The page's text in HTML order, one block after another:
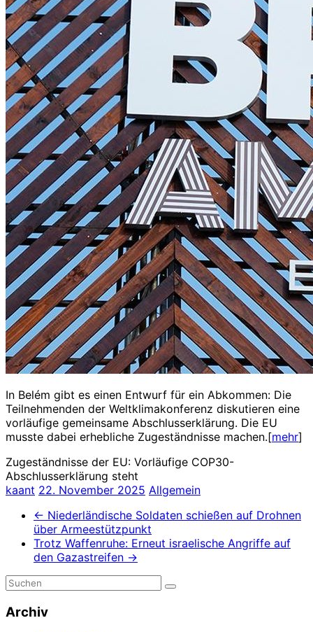
In Belém gibt es einen Entwurf für ein Abkommen: Die
Teilnehmenden der Weltklimakonferenz diskutieren eine
vorläufige gemeinsame Abschlusserklärung. Die EU
musste dabei erhebliche Zugeständnisse machen.[mehr]
Zugeständnisse der EU: Vorläufige COP30-
Abschlusserklärung steht
kaant 22. November 2025 Allgemein
← Niederländische Soldaten schießen auf Drohnen
über Armeestützpunkt
Trotz Waffenruhe: Erneut israelische Angriffe auf
den Gazastreifen →
Archiv